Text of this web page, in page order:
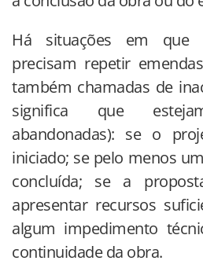
Há situações em que
precisam repetir
também chamadas de
significa que
abandonadas): se o
iniciado; se pelo menos
concluída; se a
apresentar recursos
algum impedimento
continuidade da obra.